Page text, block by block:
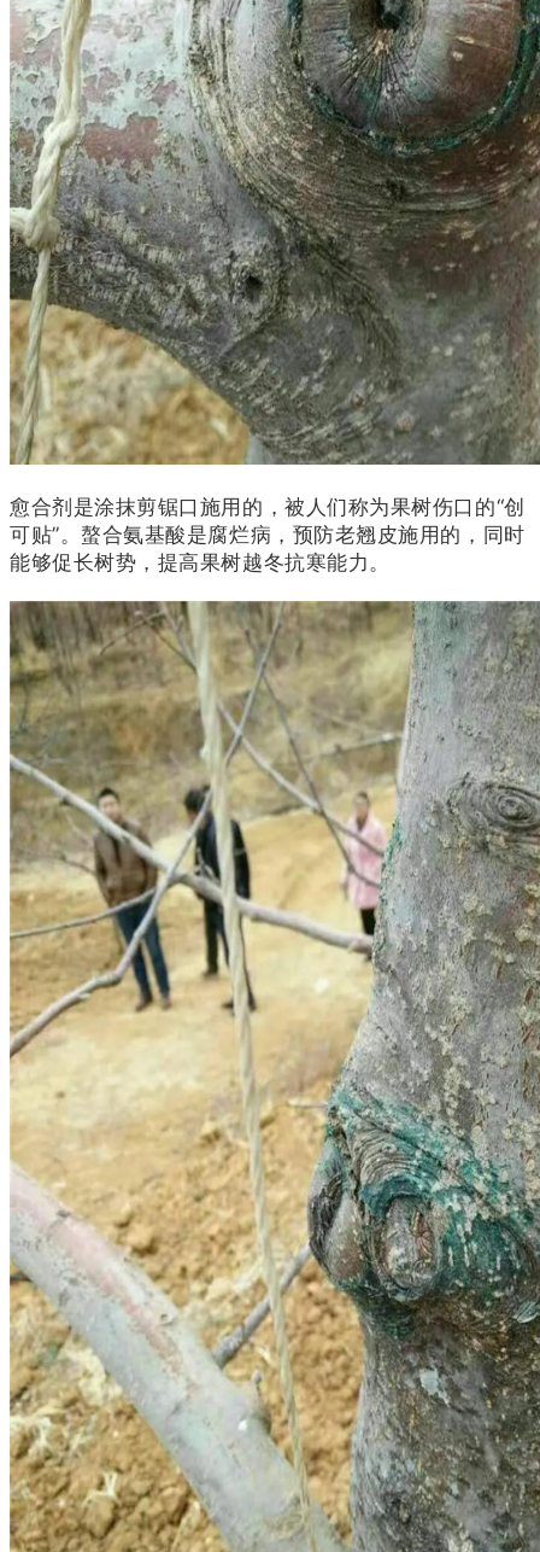
愈合剂是涂抹剪锯口施用的，被人们称为果树伤口的“创
可贴”。螯合氨基酸是腐烂病，预防老翘皮施用的，同时
能够促长树势，提高果树越冬抗寒能力。